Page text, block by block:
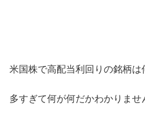
米国株で高配当利回りの銘柄は
多すぎて何が何だかわかりませ